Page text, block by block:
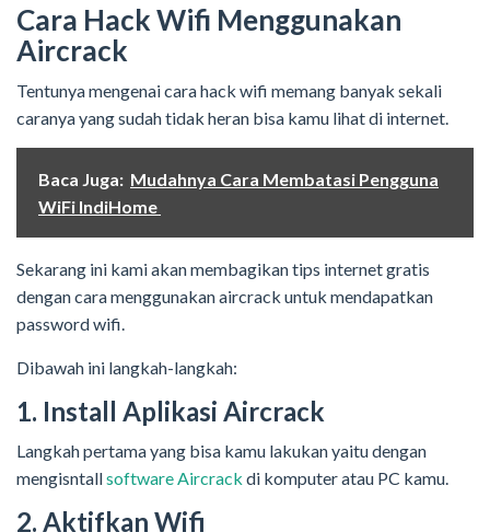
Cara Hack Wifi Menggunakan
Aircrack
Tentunya mengenai cara hack wifi memang banyak sekali
caranya yang sudah tidak heran bisa kamu lihat di internet.
Baca Juga: Mudahnya Cara Membatasi Pengguna
WiFi IndiHome
Sekarang ini kami akan membagikan tips internet gratis
dengan cara menggunakan aircrack untuk mendapatkan
password wifi.
Dibawah ini langkah-langkah:
1. Install Aplikasi Aircrack
Langkah pertama yang bisa kamu lakukan yaitu dengan
mengisntallsoftware Aircrack di komputer atau PC kamu.
2. Aktifkan Wifi